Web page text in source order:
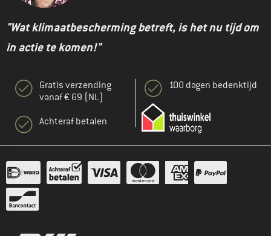
"Wat klimaatbescherming betreft, is het nu tijd om
in actie te komen!"
Gratis verzending
vanaf € 69 (NL)
Achteraf betalen
100 dagen bedenktijd